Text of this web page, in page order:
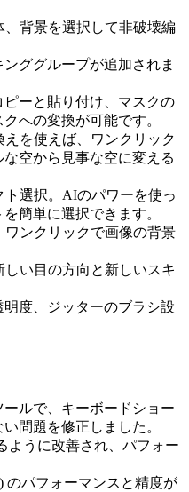
背景を選択して非破壊編
ググループが追加されま
ーと貼り付け、マスクの
への変換が可能です。
を使えば、ワンクリック
空から見事な空に変える
選択。AIのパワーを使っ
簡単に選択できます。
ンクリックで画像の背景
い目の方向と新しいスキ
度、ジッターのブラシ設
ルで、キーボードショー
問題を修正しました。
ように改善され、パフォー
のパフォーマンスと精度が